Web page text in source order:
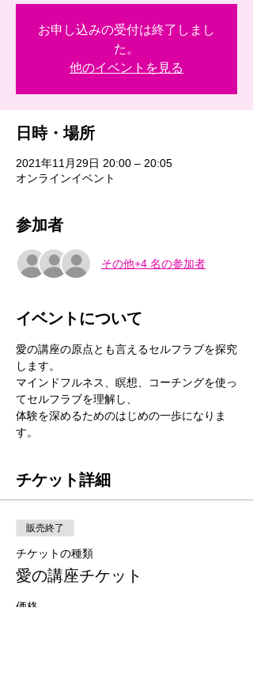
お申し込みの受付は終了しまし
た。
他のイベントを見る
日時・場所
2021年11月29日 20:00 – 20:05
オンラインイベント
参加者
その他+4 名の参加者
イベントについて
愛の講座の原点とも言えるセルフラブを探究
します。
マインドフルネス、瞑想、コーチングを使っ
てセルフラブを理解し、
体験を深めるためのはじめの一歩になりま
す。
チケット詳細
販売終了
チケットの種類
愛の講座チケット
価格